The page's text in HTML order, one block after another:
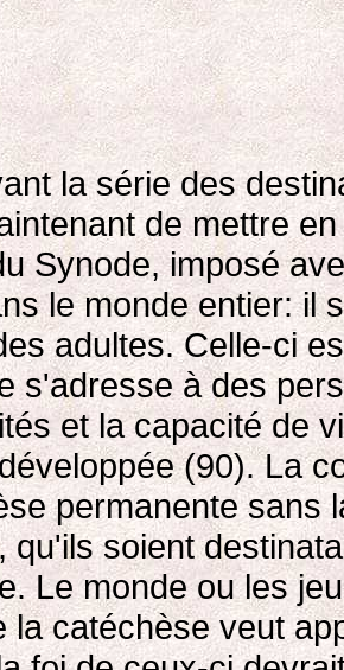
la série des
de mettre
Synode, imposé
le monde entier: il
adultes. Celle-ci
s'adresse à des
et la capacité de
(90). La
permanente sans
qu'ils soient
Le monde ou les
la catéchèse veut